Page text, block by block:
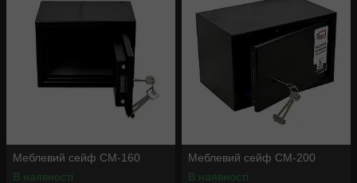
Меблевий сейф СМ-160
В наявності
Меблевий сейф СМ-200
В наявності